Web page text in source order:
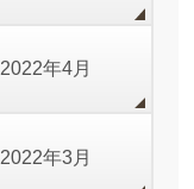
2022年4月
2022年3月